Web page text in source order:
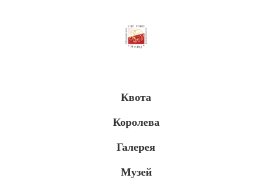
Квота
Королева
Галерея
Музей